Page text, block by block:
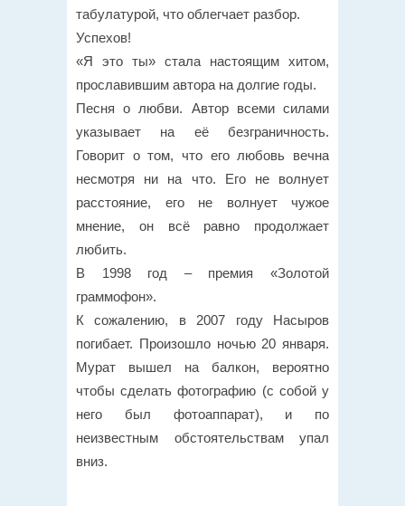
табулатурой, что облегчает разбор.
Успехов!
«Я это ты» стала настоящим хитом,
прославившим автора на долгие годы.
Песня о любви. Автор всеми силами
указывает на её безграничность.
Говорит о том, что его любовь вечна
несмотря ни на что. Его не волнует
расстояние, его не волнует чужое
мнение, он всё равно продолжает
любить.
В 1998 год – премия «Золотой
граммофон».
К сожалению, в 2007 году Насыров
погибает. Произошло ночью 20 января.
Мурат вышел на балкон, вероятно
чтобы сделать фотографию (с собой у
него был фотоаппарат), и по
неизвестным обстоятельствам упал
вниз.